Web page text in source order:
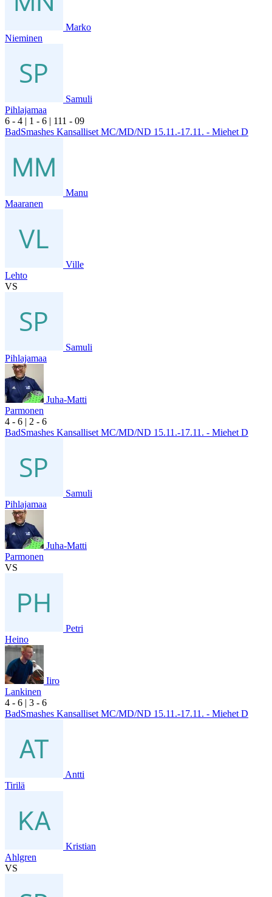
Marko
Nieminen
Samuli
Pihlajamaa
6 - 4 | 1 - 6 | 111 - 09
BadSmashes Kansalliset MC/MD/ND 15.11.-17.11. - Miehet D
Manu
Maaranen
Ville
Lehto
VS
Samuli
Pihlajamaa
Juha-Matti
Parmonen
4 - 6 | 2 - 6
BadSmashes Kansalliset MC/MD/ND 15.11.-17.11. - Miehet D
Samuli
Pihlajamaa
Juha-Matti
Parmonen
VS
Petri
Heino
Iiro
Lankinen
4 - 6 | 3 - 6
BadSmashes Kansalliset MC/MD/ND 15.11.-17.11. - Miehet D
Antti
Tirilä
Kristian
Ahlgren
VS